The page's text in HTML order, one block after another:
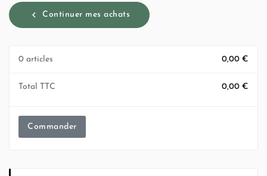
chevron_left Continuer mes achats
0 articles 0,00 €
Total TTC 0,00 €
Commander